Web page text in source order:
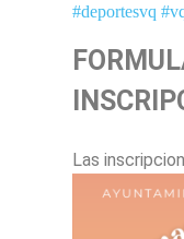
#deportesvq
Las